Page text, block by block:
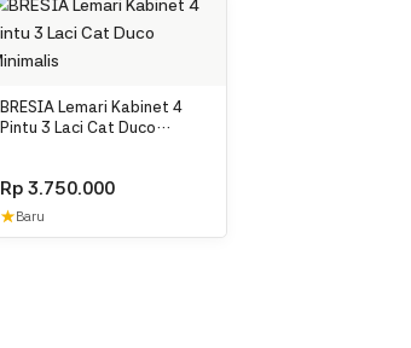
BRESIA Lemari Kabinet 4
Pintu 3 Laci Cat Duco
Rp3.750.000
★ Baru